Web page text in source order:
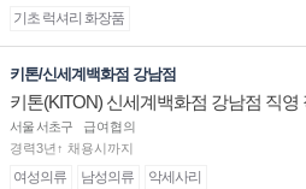
기초 럭셔리 화장품
키톤/신세계백화점 강남점
키톤(KITON) 신세계백화점 강남점 직영
서울 서초구
급여협의
경력3년↑ 채용시까지
여성의류 남성의류 악세사리